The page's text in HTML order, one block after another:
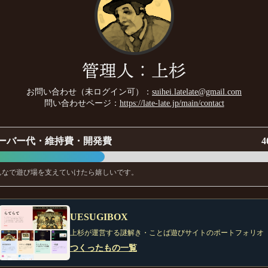
管理人：上杉
お問い合わせ（未ログイン可）： suihei.latelate@gmail.com
問い合わせページ： https://late-late.jp/main/contact
バー代・維持費・開発費
で遊び場を支えていけたら嬉しいです。
UESUGIBOX
上杉が運営する謎解き・ことば遊びサイトのポートフォリオ
つくったもの一覧